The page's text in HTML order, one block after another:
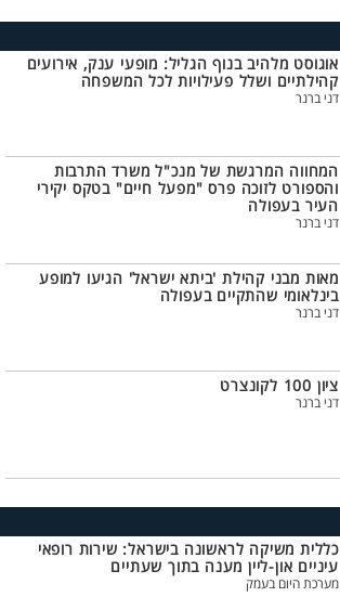
אוגוסט מלהיב בנוף הגליל: מופעי ענק, אירועים
קהילתיים ושלל פעילויות לכל המשפחה
דני ברנר
המחווה המרגשת של מנכ"ל משרד התרבות
והספורט לזוכה פרס "מפעל חיים" בטקס יקירי
העיר בעפולה
דני ברנר
מאות מבני קהילת 'ביתא ישראל' הגיעו למופע
בינלאומי שהתקיים בעפולה
דני ברנר
ציון 100 לקונצרט
דני ברנר
כללית משיקה לראשונה בישראל: שירות רופאי
עיניים און-ליין מענה בתוך שעתיים
מערכת היום בעמק